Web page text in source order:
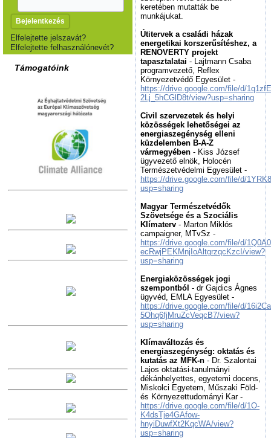
Elfelejtette jelszavát?
Elfelejtette felhasználónevét?
Támogatóink
keretében mutatták be
munkájukat.
Útitervek a családi házak
energetikai korszerűsítéshez, a
RENOVERTY projekt
tapasztalatai - Lajtmann Csaba
programvezető, Reflex
Környezetvédő Egyesület -
https://drive.google.com/file/d/
2Lj_5hCGlD8t/view?usp=sharing
Civil szervezetek és helyi
közösségek lehetőségei az
energiaszegénység elleni
küzdelemben B-A-Z
vármegyében - Kiss József
ügyvezető elnök, Holocén
Természetvédelmi Egyesület -
https://drive.google.com/file/d/
usp=sharing
Magyar Természetvédők
Szövetsége és a Szociális
Klímaterv - Marton Miklós
campaigner, MTvSz -
https://drive.google.com/file/d/
ecRwjPEKMnjIoAltgrzqcKzcI/view?
usp=sharing
Energiaközösségek jogi
szempontból - dr Gajdics Ágnes
ügyvéd, EMLA Egyesület -
https://drive.google.com/file/d/
5Ohq6fjMruZcVeqcB7/view?
usp=sharing
Klímaváltozás és
energiaszegénység: oktatás és
kutatás az MFK-n - Dr. Szalontai
Lajos oktatási-tanulmányi
dékánhelyettes, egyetemi docens,
Miskolci Egyetem, Műszaki Föld-
és Környezettudományi Kar -
https://drive.google.com/file/d/1O-
K4dsTje4GAfow-
hnyiDuwfXt2KqcWA/view?
usp=sharing